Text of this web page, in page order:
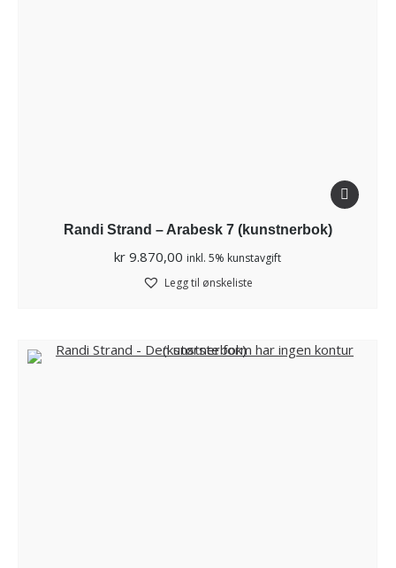
Randi Strand – Arabesk 7 (kunstnerbok)
kr 9.870,00 inkl. 5% kunstavgift
Legg til ønskeliste